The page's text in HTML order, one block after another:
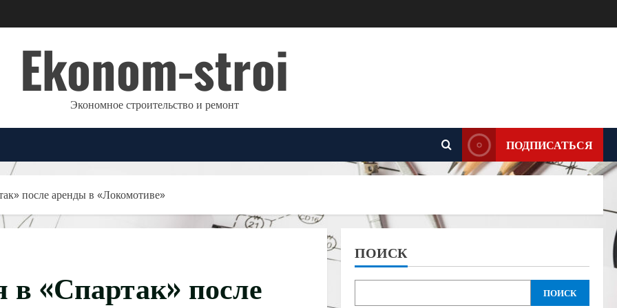
Ekonom-stroi
Экономное строительство и ремонт
ПОДПИСАТЬСЯ
после аренды в «Локомотиве»
«Спартак» после
ПОИСК
ПОИСК